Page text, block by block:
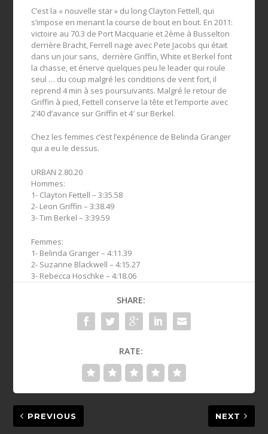
C’est la « nouvelle star » du long Clayton Fettell, qui
s’impose en menant la course de bout en bout. En 2011:
victoire au 70.3 de Port Macquarie et 2ème à Busselton
derrière Bracht, Ferrell nage avec Pete Jacobs qui était
dans un jour sans, derrière Griffin, White et Berkel font
la chasse, et énerve quelques peu le leader qui roule
seul … du coup malgré les conditions de vent fort, il
reprend 4 min à ses poursuivants. Malgré le retour de
Griffin à pied, Fettell conserve la tête et l’emporte avec
2’40 d’avance sur Griffin et 4′ sur Berkel.
Chez les femmes c’est l’expérience de Belinda Granger
qui a eu le dessus.
URBAN 2.80.20
Hommes:
1- Clayton Fettell – 3:35.58
2- Leon Griffin – 3:38.49
3- Tim Berkel – 3:39.59
Femmes:
1- Belinda Granger – 4:11.39
2- Suzanne Blackwell – 4:15.27
3- Rebecca Hoschke – 4:18.06
SHARE:
RATE:
PREVIOUS NEXT